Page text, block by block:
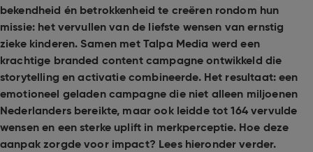
bekendheid én betrokkenheid te creëren rondom hun
missie: het vervullen van de liefste wensen van ernstig
zieke kinderen. Samen met Talpa Media werd een
krachtige branded content campagne ontwikkeld die
storytelling en activatie combineerde. Het resultaat: een
emotioneel geladen campagne die niet alleen miljoenen
Nederlanders bereikte, maar ook leidde tot 164 vervulde
wensen en een sterke uplift in merkperceptie. Hoe deze
aanpak zorgde voor impact? Lees hieronder verder.